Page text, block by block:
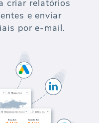
criar relatórios
e enviar
por e-mail.